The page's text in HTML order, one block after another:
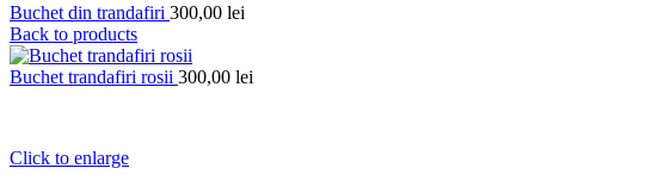
Buchet din trandafiri 300,00 lei
Back to products
Buchet trandafiri rosii 300,00 lei
Click to enlarge